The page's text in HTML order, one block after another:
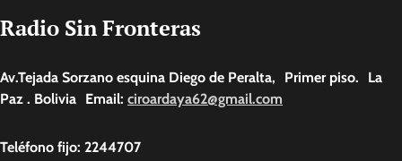
Radio Sin Fronteras
Av.Tejada Sorzano esquina Diego de Peralta, Primer piso. La
Paz . Bolivia Email: ciroardaya62@gmail.com
Teléfono fijo: 2244707